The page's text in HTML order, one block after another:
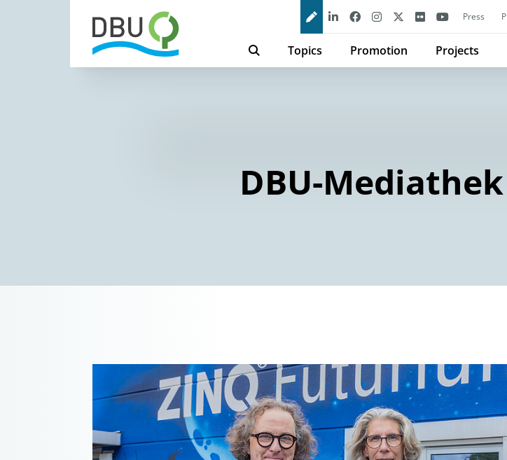
Press
Topics Promotion Projects
DBU-